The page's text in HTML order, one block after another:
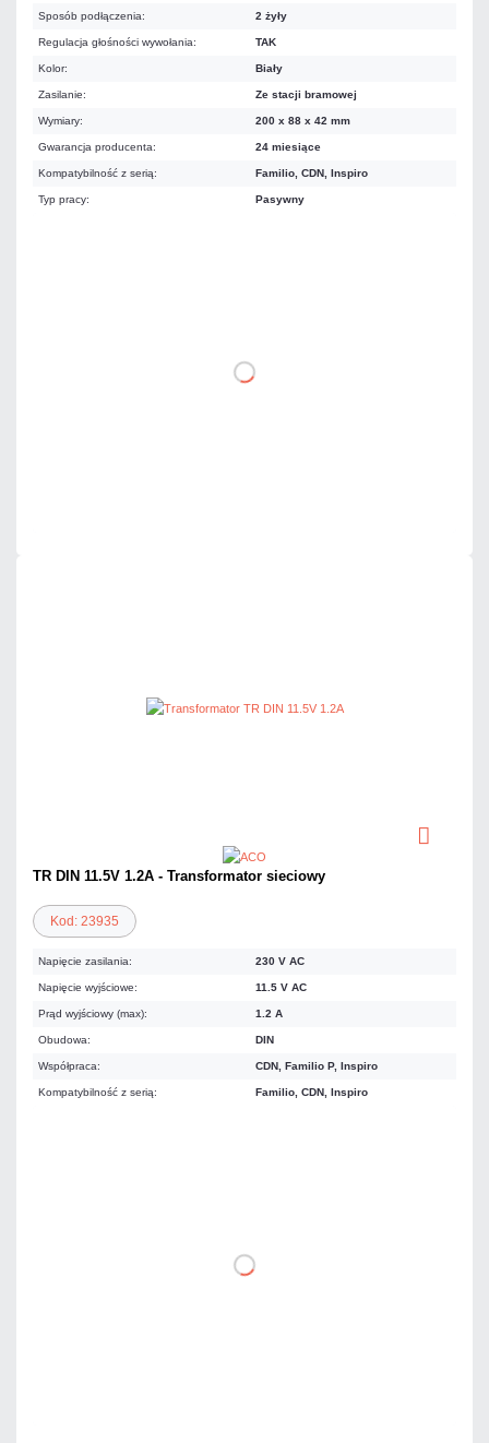
Sposób podłączenia: 2 żyły
Regulacja głośności wywołania: TAK
Kolor: Biały
Zasilanie: Ze stacji bramowej
Wymiary: 200 x 88 x 42 mm
Gwarancja producenta: 24 miesiące
Kompatybilność z serią: Familio, CDN, Inspiro
Typ pracy: Pasywny
DO KOSZYKA
TR DIN 11.5V 1.2A - Transformator sieciowy
Kod: 23935
Napięcie zasilania: 230 V AC
Napięcie wyjściowe: 11.5 V AC
Prąd wyjściowy (max): 1.2 A
Obudowa: DIN
Współpraca: CDN, Familio P, Inspiro
Kompatybilność z serią: Familio, CDN, Inspiro
DO KOSZYKA